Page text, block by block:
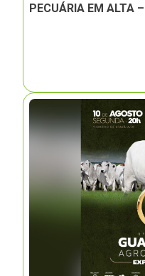
PECUÁRIA EM ALTA